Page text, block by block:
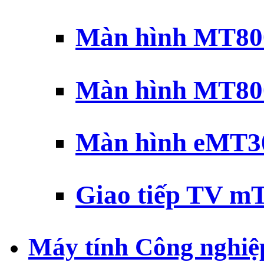
Màn hình
Màn hình
Màn hình
Giao tiếp TV
Máy tính Công